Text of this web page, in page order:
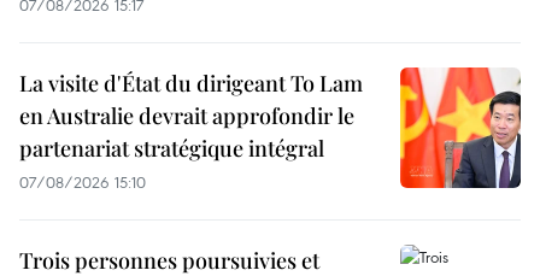
07/08/2026 15:17
La visite d'État du dirigeant To Lam
en Australie devrait approfondir le
partenariat stratégique intégral
07/08/2026 15:10
Trois personnes poursuivies et